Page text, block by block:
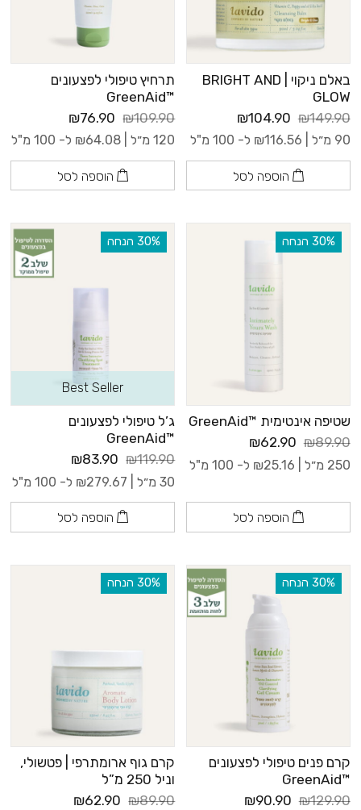
באלם ניקוי | BRIGHT AND
GLOW
₪149.90
₪104.90
90 מ״ל | ₪116.56 ל- 100 מ"ל
הוספה לסל
תרחיץ טיפולי לפצעונים
™GreenAid
₪109.90
₪76.90
120 מ״ל | ₪64.08 ל- 100 מ"ל
הוספה לסל
‫30% הנחה
שטיפה אינטימית ™GreenAid
₪89.90
₪62.90
250 מ״ל | ₪25.16 ל- 100 מ"ל
הוספה לסל
‫30% הנחה
Best Seller
ג’ל טיפולי לפצעונים
™GreenAid
₪119.90
₪83.90
30 מ״ל | ₪279.67 ל- 100 מ"ל
הוספה לסל
‫30% הנחה
קרם פנים טיפולי לפצעונים
™GreenAid
₪129.90
₪90.90
‫30% הנחה
קרם גוף ארומתרפי | פטשולי,
וניל 250 מ”ל
₪89.90
₪62.90